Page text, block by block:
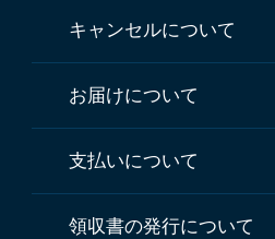
キャンセルについて
お届けについて
支払いについて
領収書の発行について